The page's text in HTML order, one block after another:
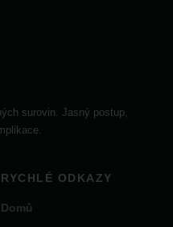
surovin. Jasný postup,
RYCHLÉ ODKAZY
Domů